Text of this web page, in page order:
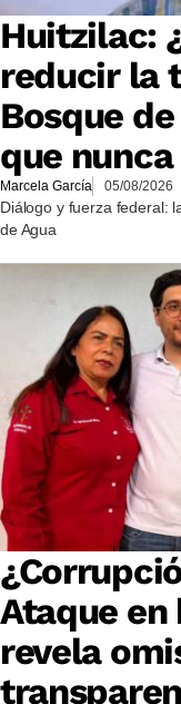
Huitzilac:
reducir la
Bosque
que nunca
Marcela García 05/08/2026
Diálogo y fuerza federal:
de Agua
Ataque en
revela